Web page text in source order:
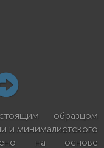
образцом
и минималистского
на основе